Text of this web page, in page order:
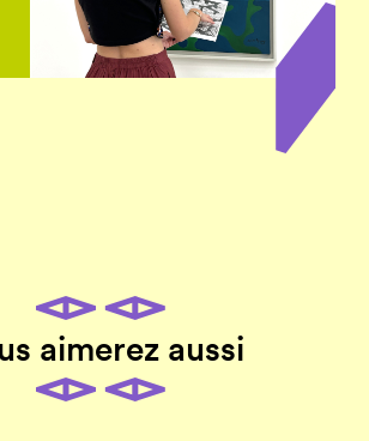
aimerez aussi